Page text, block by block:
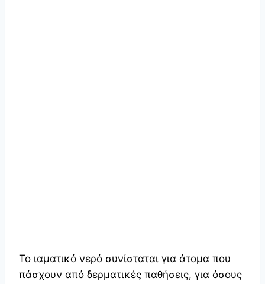
Το ιαματικό νερό συνίσταται για άτομα που
πάσχουν από δερματικές παθήσεις, για όσους